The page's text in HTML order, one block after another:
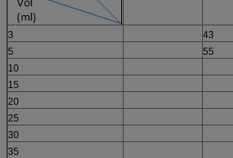
3
43
5
55
10
15
20
25
30
35